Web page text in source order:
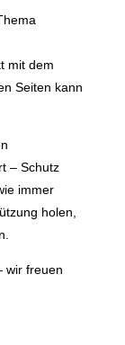
mit dem
Seiten kann
– Schutz
immer
holen,
wir freuen